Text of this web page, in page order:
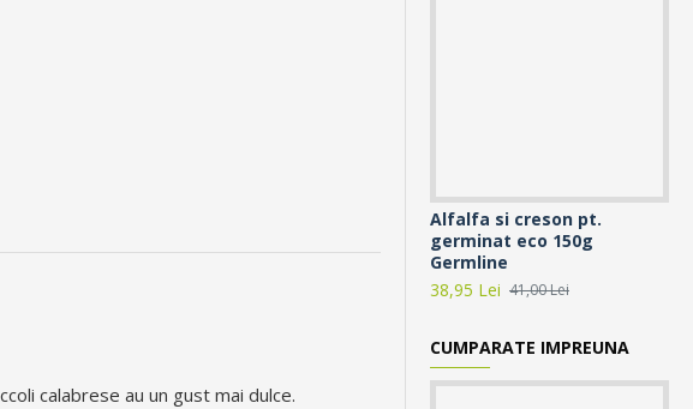
calabrese au un gust mai dulce.
Alfalfa si creson pt.
germinat eco 150g
Germline
38,95 Lei 41,00 Lei
CUMPARATE IMPREUNA